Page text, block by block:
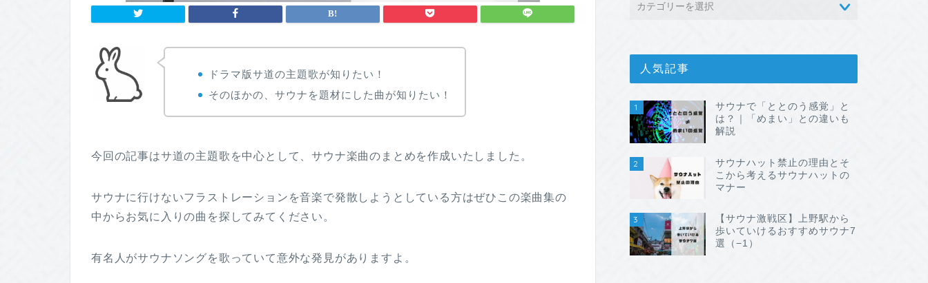
ドラマ版サ道の主題歌が知りたい！
そのほかの、サウナを題材にした曲が知りたい！
今回の記事はサ道の主題歌を中心として、サウナ楽曲のまとめを作成いたしました。
サウナに行けないフラストレーションを音楽で発散しようとしている方はぜひこの楽曲集の
中からお気に入りの曲を探してみてください。
有名人がサウナソングを歌っていて意外な発見がありますよ。
人気記事
1
サウナで「ととのう感覚」と
は？｜「めまい」との違いも
解説
2
サウナハット禁止の理由とそ
こから考えるサウナハットの
マナー
3
【サウナ激戦区】上野駅から
歩いていけるおすすめサウナ7
選（−1）